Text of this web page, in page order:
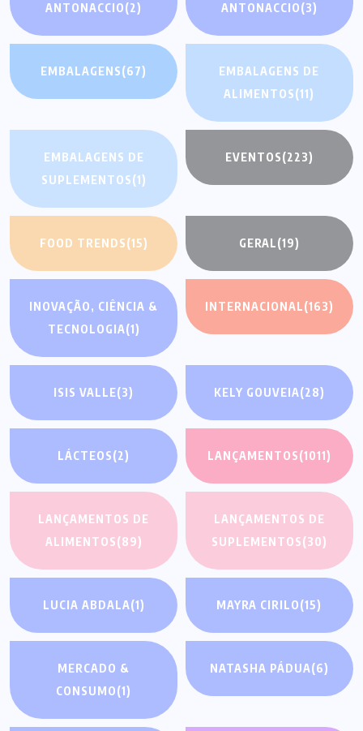
ANTONACCIO(2)
ANTONACCIO(3)
EMBALAGENS(67)
EMBALAGENS DE
ALIMENTOS(11)
EMBALAGENS DE
SUPLEMENTOS(1)
EVENTOS(223)
FOOD TRENDS(15) GERAL(19)
INOVAÇÃO, CIÊNCIA &
TECNOLOGIA(1)
INTERNACIONAL(163)
ISIS VALLE(3) KELY GOUVEIA(28)
LÁCTEOS(2) LANÇAMENTOS(1011)
LANÇAMENTOS DE
ALIMENTOS(89)
LANÇAMENTOS DE
SUPLEMENTOS(30)
LUCIA ABDALA(1) MAYRA CIRILO(15)
MERCADO &
CONSUMO(1)
NATASHA PÁDUA(6)